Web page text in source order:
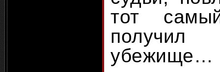
тот
получил
убежище…